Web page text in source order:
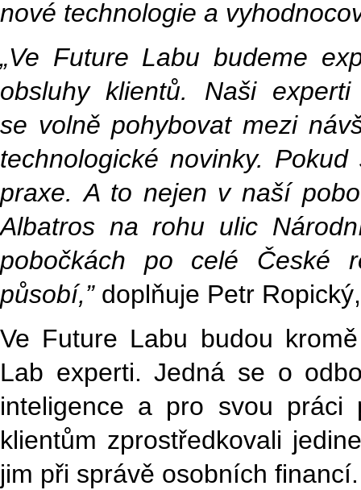
nové technologie a
„Ve Future Labu budeme
obsluhy klientů. Naši
se volně pohybovat mezi
technologické novinky.
praxe. A to nejen v naší
Albatros na rohu ulic
pobočkách po celé České
působí,” doplňuje Petr
Ve Future Labu budou
Lab experti. Jedná se o
inteligence a pro svou práci
klientům zprostředkovali
jim při správě osobních financí.